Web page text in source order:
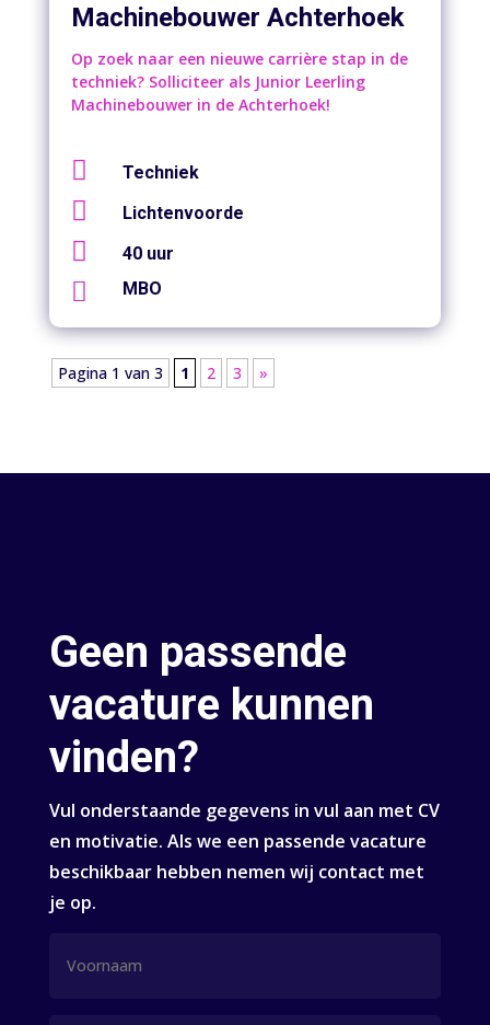
Machinebouwer Achterhoek
Op zoek naar een nieuwe carrière stap in de
techniek? Solliciteer als Junior Leerling
Machinebouwer in de Achterhoek!
 Techniek
 Lichtenvoorde
 40 uur
 MBO
Pagina 1 van 3 1 2 3 »
Geen passende
vacature kunnen
vinden?
Vul onderstaande gegevens in vul aan met CV
en motivatie. Als we een passende vacature
beschikbaar hebben nemen wij contact met
je op.